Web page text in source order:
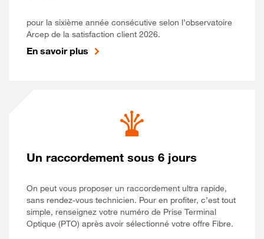
pour la sixième année consécutive selon l’observatoire
Arcep de la satisfaction client 2026.
En savoir plus
Un raccordement sous 6 jours
On peut vous proposer un raccordement ultra rapide,
sans rendez-vous technicien. Pour en profiter, c’est tout
simple, renseignez votre numéro de Prise Terminal
Optique (PTO) après avoir sélectionné votre offre Fibre.